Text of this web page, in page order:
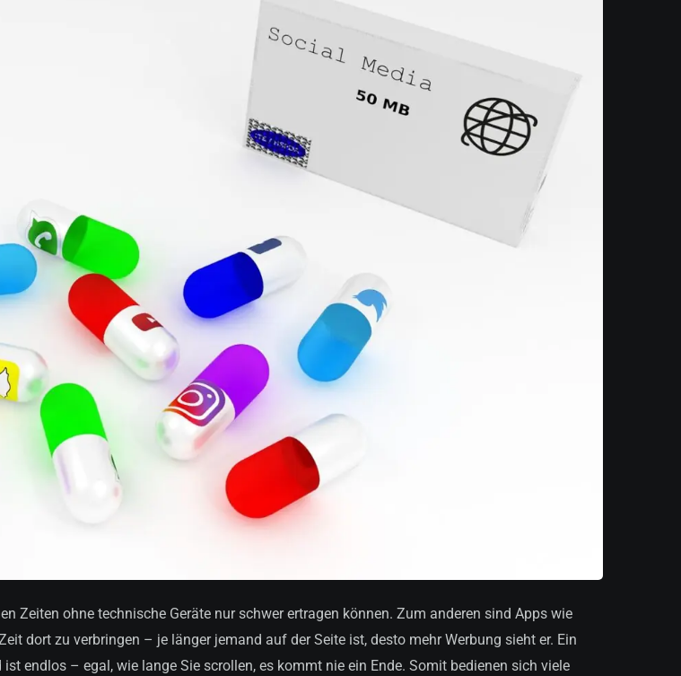
Zeiten ohne technische Geräte nur schwer ertragen können. Zum anderen sind Apps wie
dort zu verbringen – je länger jemand auf der Seite ist, desto mehr Werbung sieht er. Ein
endlos – egal, wie lange Sie scrollen, es kommt nie ein Ende. Somit bedienen sich viele